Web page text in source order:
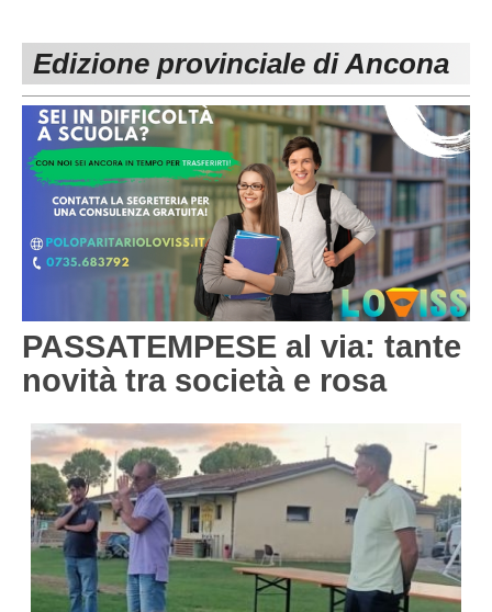
Carica la tua Rosa
1^ CATEGORIA
2^ CATEGORIA
3^ CATEGORIA
GIOVANILI
Edizione provinciale di Ancona
PASSATEMPESE al via: tante
novità tra società e rosa